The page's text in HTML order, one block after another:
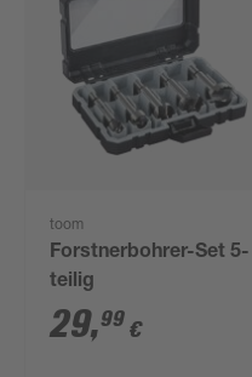
toom
Forstnerbohrer-Set 5-
teilig
29,99 €